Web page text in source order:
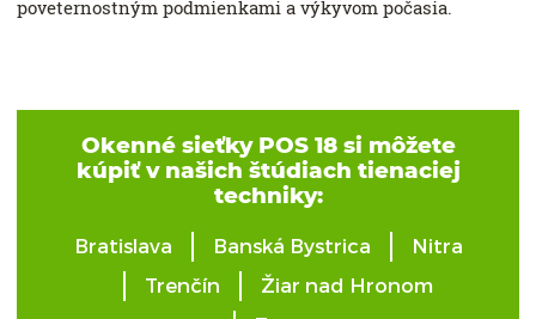
poveternostným podmienkami a výkyvom počasia.
Okenné sieťky POS 18 si môžete
kúpiť v našich štúdiach tienaciej
techniky:
Bratislava Banská Bystrica
Nitra
Trenčín
Žiar nad Hronom